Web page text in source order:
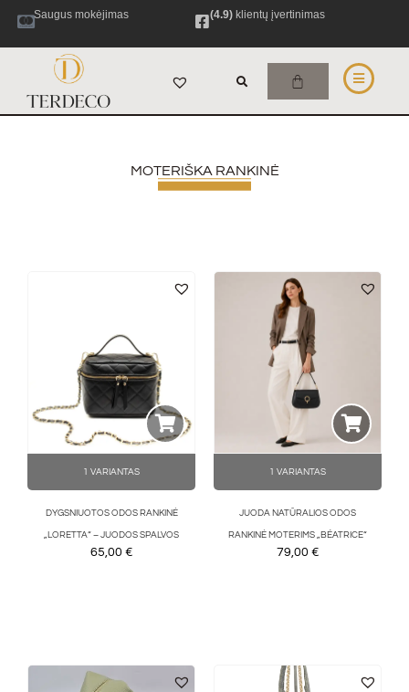
Saugus mokėjimas (4.9)klientų įvertinimas
MOTERIŠKA RANKINĖ
1 VARIANTAS
DYGSNIUOTOS ODOS RANKINĖ
„LORETTA“ – JUODOS SPALVOS
65,00 €
1 VARIANTAS
JUODA NATŪRALIOS ODOS
RANKINĖ MOTERIMS „BÉATRICE“
79,00 €